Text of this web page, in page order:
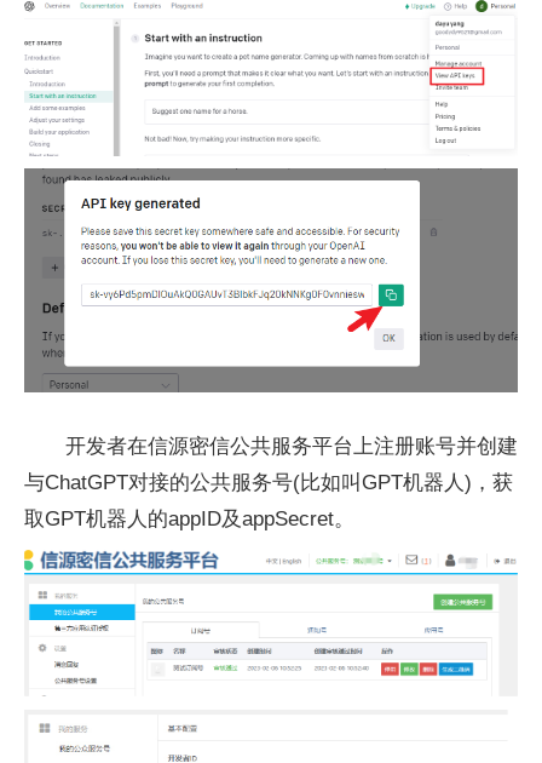
开发者在信源密信公共服务平台上注册账号并创建
与ChatGPT对接的公共服务号(比如叫GPT机器人)，获
取GPT机器人的appID及appSecret。